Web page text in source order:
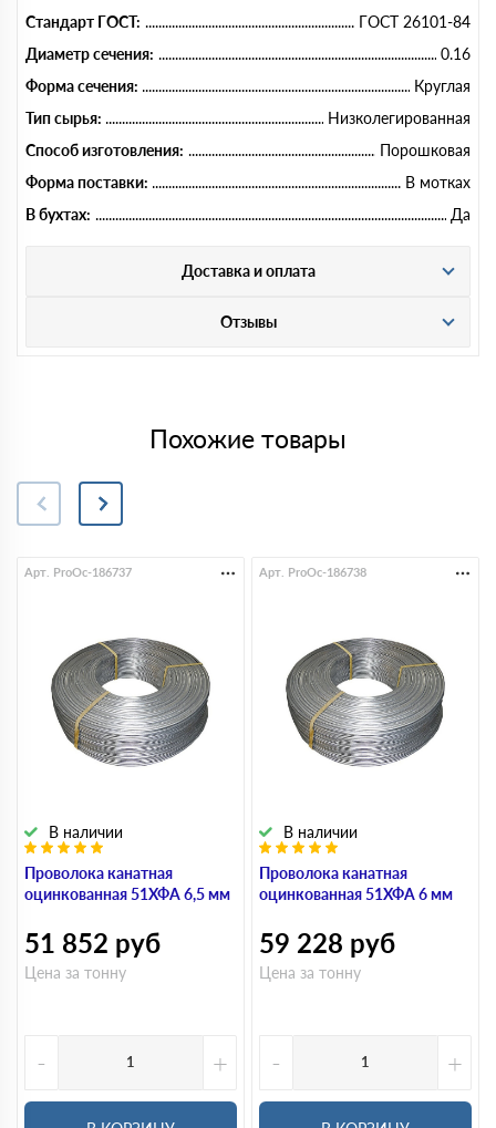
Стандарт ГОСТ:
ГОСТ 26101-84
Диаметр сечения:
0.16
Форма сечения:
Круглая
Тип сырья:
Низколегированная
Способ изготовления:
Порошковая
Форма поставки:
В мотках
В бухтах:
Да
Доставка и оплата
Отзывы
Похожие товары
Проволока канатная
оцинкованная 51ХФА 6,5 мм
В наличии
Арт. ProOc-186737
51 852 руб
Цена за тонну
- +
Проволока канатная
оцинкованная 51ХФА 6 мм
В наличии
Арт. ProOc-186738
59 228 руб
Цена за тонну
- +